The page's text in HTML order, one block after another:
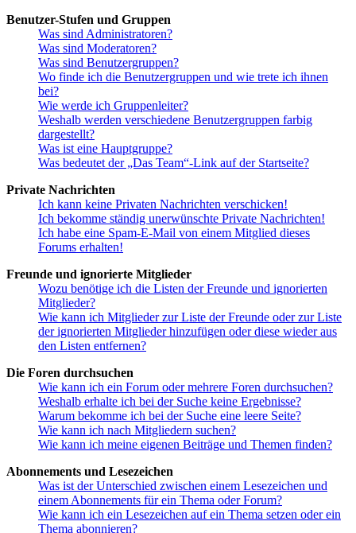
Benutzer-Stufen und Gruppen
Was sind Administratoren?
Was sind Moderatoren?
Was sind Benutzergruppen?
Wo finde ich die Benutzergruppen und wie trete ich ihnen
bei?
Wie werde ich Gruppenleiter?
Weshalb werden verschiedene Benutzergruppen farbig
dargestellt?
Was ist eine Hauptgruppe?
Was bedeutet der „Das Team“-Link auf der Startseite?
Private Nachrichten
Ich kann keine Privaten Nachrichten verschicken!
Ich bekomme ständig unerwünschte Private Nachrichten!
Ich habe eine Spam-E-Mail von einem Mitglied dieses
Forums erhalten!
Freunde und ignorierte Mitglieder
Wozu benötige ich die Listen der Freunde und ignorierten
Mitglieder?
Wie kann ich Mitglieder zur Liste der Freunde oder zur Liste
der ignorierten Mitglieder hinzufügen oder diese wieder aus
den Listen entfernen?
Die Foren durchsuchen
Wie kann ich ein Forum oder mehrere Foren durchsuchen?
Weshalb erhalte ich bei der Suche keine Ergebnisse?
Warum bekomme ich bei der Suche eine leere Seite?
Wie kann ich nach Mitgliedern suchen?
Wie kann ich meine eigenen Beiträge und Themen finden?
Abonnements und Lesezeichen
Was ist der Unterschied zwischen einem Lesezeichen und
einem Abonnements für ein Thema oder Forum?
Wie kann ich ein Lesezeichen auf ein Thema setzen oder ein
Thema abonnieren?